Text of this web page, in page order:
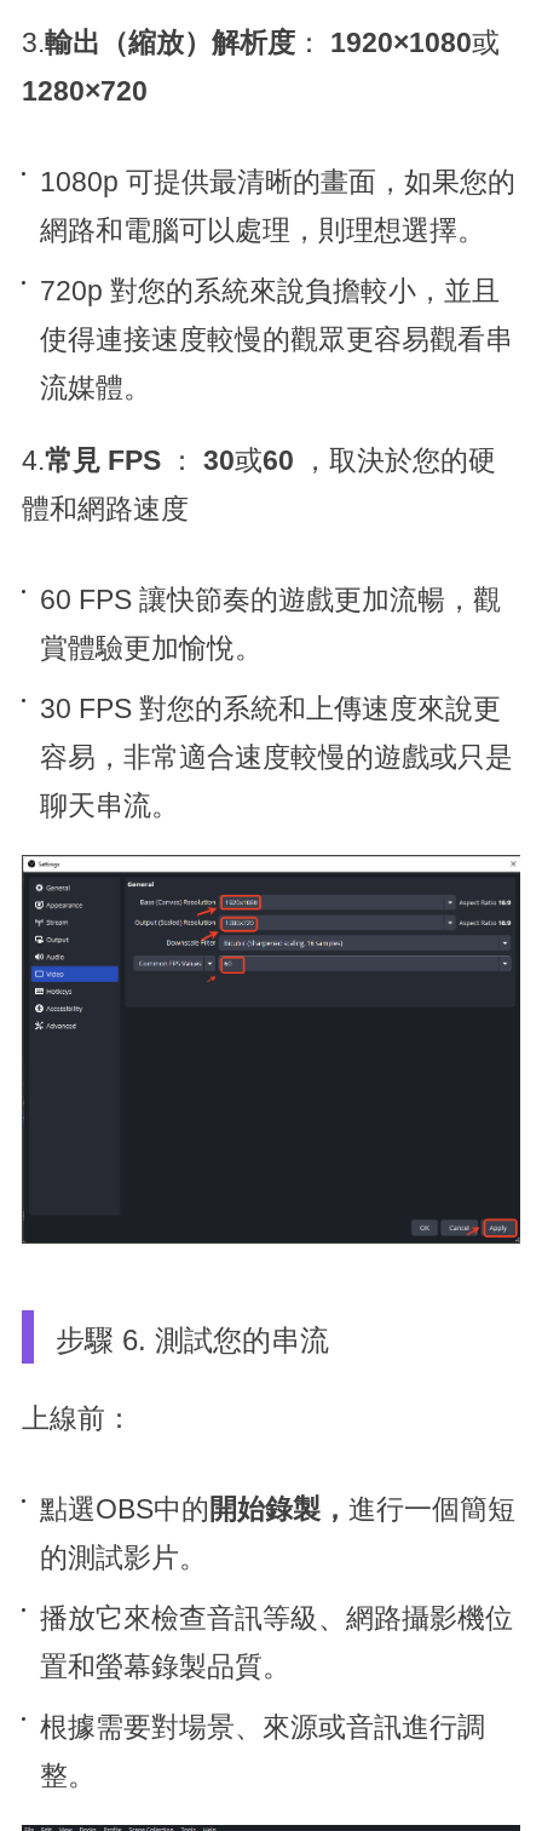
3.輸出（縮放）解析度： 1920×1080或
1280×720
1080p 可提供最清晰的畫面，如果您的
網路和電腦可以處理，則理想選擇。
720p 對您的系統來說負擔較小，並且
使得連接速度較慢的觀眾更容易觀看串
流媒體。
4.常見 FPS： 30或60 ，取決於您的硬
體和網路速度
60 FPS 讓快節奏的遊戲更加流暢，觀
賞體驗更加愉悅。
30 FPS 對您的系統和上傳速度來說更
容易，非常適合速度較慢的遊戲或只是
聊天串流。
步驟 6. 測試您的串流
上線前：
點選OBS中的 開始錄製， 進行一個簡短
的測試影片。
播放它來檢查音訊等級、網路攝影機位
置和螢幕錄製品質。
根據需要對場景、來源或音訊進行調
整。